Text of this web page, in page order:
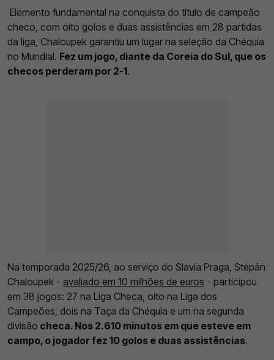
Elemento fundamental na conquista do título de campeão
checo, com oito golos e duas assistências em 28 partidas
da liga, Chaloupek garantiu um lugar na seleção da Chéquia
no Mundial. Fez um jogo, diante da Coreia do Sul, que os
checos perderam por 2-1.
Na temporada 2025/26, ao serviço do Slavia Praga, Stepán
Chaloupek - avaliado em 10 milhões de euros - participou
em 38 jogos: 27 na Liga Checa, oito na Liga dos
Campeões, dois na Taça da Chéquia e um na segunda
divisão checa. Nos 2.610 minutos em que esteve em
campo, o jogador fez 10 golos e duas assistências.